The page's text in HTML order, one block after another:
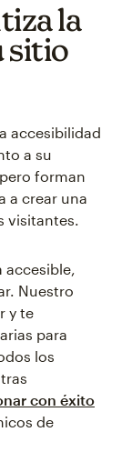
la
sitio
accesibilidad
a su
forman
a crear una
visitantes.
accesible,
Nuestro
y te
para
los
con éxito
de